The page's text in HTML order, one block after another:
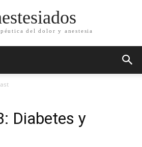
del dolor y anestesia
Diabetes y